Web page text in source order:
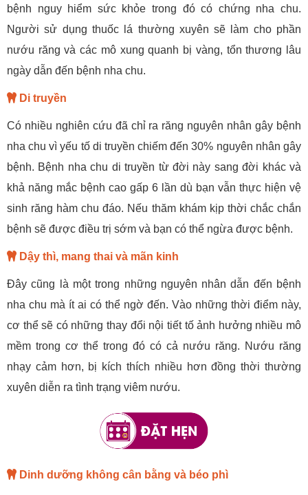
bệnh nguy hiểm sức khỏe trong đó có chứng nha chu.
Người sử dụng thuốc lá thường xuyên sẽ làm cho phần
nướu răng và các mô xung quanh bị vàng, tổn thương lâu
ngày dẫn đến bệnh nha chu.
Di truyền
Có nhiều nghiên cứu đã chỉ ra răng nguyên nhân gây bệnh
nha chu vì yếu tố di truyền chiếm đến 30% nguyên nhân gây
bệnh. Bệnh nha chu di truyền từ đời này sang đời khác và
khả năng mắc bệnh cao gấp 6 lần dù bạn vẫn thực hiện vệ
sinh răng hàm chu đáo. Nếu thăm khám kịp thời chắc chắn
bệnh sẽ được điều trị sớm và bạn có thể ngừa được bệnh.
Dậy thì, mang thai và mãn kinh
Đây cũng là một trong những nguyên nhân dẫn đến bệnh
nha chu mà ít ai có thể ngờ đến. Vào những thời điểm này,
cơ thể sẽ có những thay đổi nội tiết tố ảnh hưởng nhiều mô
mềm trong cơ thể trong đó có cả nướu răng. Nướu răng
nhạy cảm hơn, bị kích thích nhiều hơn đồng thời thường
xuyên diễn ra tình trạng viêm nướu.
Dinh dưỡng không cân bằng và béo phì